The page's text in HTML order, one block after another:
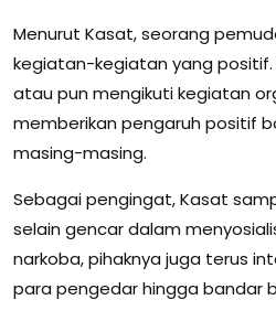
Menurut Kasat, seorang
kegiatan-kegiatan yang positif.
atau pun mengikuti kegiatan
memberikan pengaruh positif
masing-masing.
Sebagai pengingat, Kasat
selain gencar dalam
narkoba, pihaknya juga terus
para pengedar hingga bandar